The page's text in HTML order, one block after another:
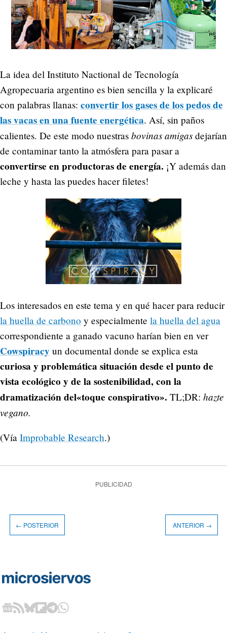
La idea del Instituto Nactional de Tecnología
Agropecuaria argentino es bien sencilla y la explicaré
con palabras llanas: convertir los gases de los pedos de
las vacas en una fuente energética. Así, sin paños
calientes. De este modo nuestras bovinas amigas dejarían
de contaminar tanto la atmósfera para pasar a
convertirse en productoras de energía. ¡Y además dan
leche y hasta las puedes hacer filetes!
Los interesados en este tema y en qué hacer para reducir
la huella de carbono y especialmente la huella del agua
correspondiente a ganado vacuno harían bien en ver
Cowspiracy un documental donde se explica esta
curiosa y problemática situación desde el punto de
vista ecológico y de la sostenibilidad, con la
dramatización del«toque conspirativo». TL;DR: hazte
vegano.
(Vía Improbable Research.)
PUBLICIDAD
← POSTERIOR ANTERIOR →